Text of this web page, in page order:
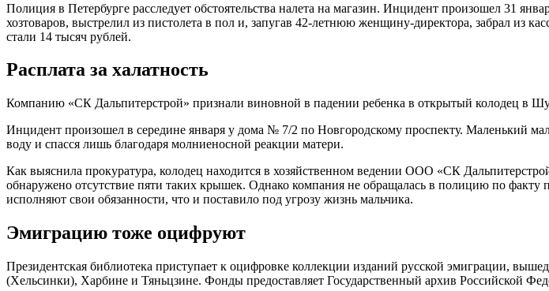
Полиция в Петербурге расследует обстоятельства налета на магазин. Инцидент произошел 31
хозтоваров, выстрелил из пистолета в пол и, запугав 42-летнюю женщину-директора, забрал из
стали 14 тысяч рублей.
Расплата за халатность
Компанию «СК Дальпитерстрой» признали виновной в падении ребенка в открытый колодец в
Инцидент произошел в середине января у дома № 7/2 по Новгородскому проспекту. Маленький
воду и спасся лишь благодаря молниеносной реакции матери.
Как выяснила прокуратура, колодец находится в хозяйственном ведении ООО «СК
обнаружено отсутствие пяти таких крышек. Однако компания не обращалась в полицию по
исполняют свои обязанности, что и поставило под угрозу жизнь мальчика.
Эмиграцию тоже оцифруют
Президентская библиотека приступает к оцифровке коллекции изданий русской эмиграции,
(Хельсинки), Харбине и Тяньцзине. Фонды предоставляет Государственный архив Российской